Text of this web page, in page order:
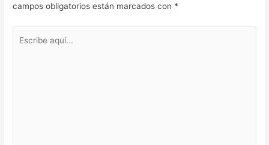
campos obligatorios están marcados con *